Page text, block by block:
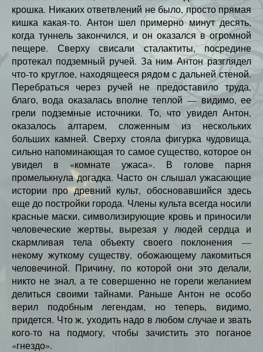
крошка. Никаких ответвлений не было, просто прямая
кишка какая-то. Антон шел примерно минут десять,
когда туннель закончился, и он оказался в огромной
пещере. Сверху свисали сталактиты, посредине
протекал подземный ручей. За ним Антон разглядел
что-то круглое, находящееся рядом с дальней стеной.
Перебраться через ручей не предоставило труда,
благо, вода оказалась вполне теплой — видимо, ее
грели подземные источники. То, что увидел Антон,
оказалось алтарем, сложенным из нескольких
больших камней. Сверху стояла фигурка чудовища,
сильно напоминающая то самое существо, которое он
увидел в «комнате ужаса». В голове парня
промелькнула догадка. Часто он слышал ужасающие
истории про древний культ, обосновавшийся здесь
еще до постройки города. Члены культа всегда носили
красные маски, символизирующие кровь и приносили
человеческие жертвы, вырезая у людей сердца и
скармливая тела объекту своего поклонения —
некому жуткому существу, обожающему лакомиться
человечиной. Причину, по которой они это делали,
никто не знал, а те совершенно не горели желанием
делиться своими тайнами. Раньше Антон не особо
верил подобным легендам, но теперь, видимо,
придется. Что ж, уходить надо в любом случае и звать
кого-то на подмогу, чтобы зачистить это поганое
«гнездо».